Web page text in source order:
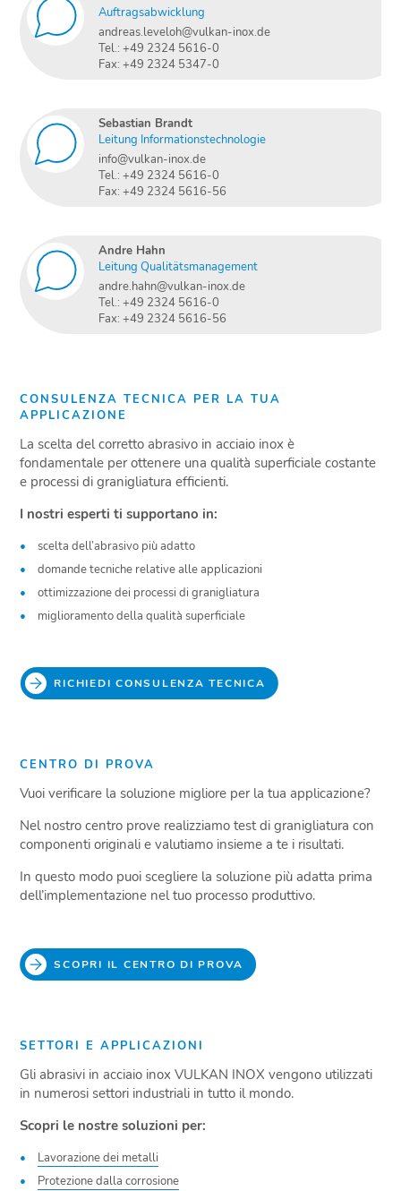
Auftragsabwicklung
andreas.leveloh@vulkan-inox.de
Tel.: +49 2324 5616-0
Fax: +49 2324 5347-0
Sebastian Brandt
Leitung Informationstechnologie
info@vulkan-inox.de
Tel.: +49 2324 5616-0
Fax: +49 2324 5616-56
Andre Hahn
Leitung Qualitätsmanagement
andre.hahn@vulkan-inox.de
Tel.: +49 2324 5616-0
Fax: +49 2324 5616-56
CONSULENZA TECNICA PER LA TUA
APPLICAZIONE
La scelta del corretto abrasivo in acciaio inox è
fondamentale per ottenere una qualità superficiale costante
e processi di granigliatura efficienti.
I nostri esperti ti supportano in:
scelta dell’abrasivo più adatto
domande tecniche relative alle applicazioni
ottimizzazione dei processi di granigliatura
miglioramento della qualità superficiale
RICHIEDI CONSULENZA TECNICA
CENTRO DI PROVA
Vuoi verificare la soluzione migliore per la tua applicazione?
Nel nostro centro prove realizziamo test di granigliatura con
componenti originali e valutiamo insieme a te i risultati.
In questo modo puoi scegliere la soluzione più adatta prima
dell’implementazione nel tuo processo produttivo.
SCOPRI IL CENTRO DI PROVA
SETTORI E APPLICAZIONI
Gli abrasivi in acciaio inox VULKAN INOX vengono utilizzati
in numerosi settori industriali in tutto il mondo.
Scopri le nostre soluzioni per:
Lavorazione dei metalli
Protezione dalla corrosione